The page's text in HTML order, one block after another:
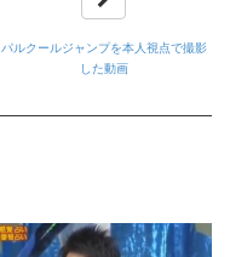
パルクールジャンプを本人視点で撮影
した動画